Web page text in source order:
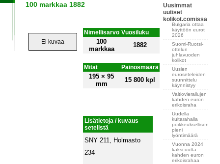
100 markkaa 1882
Ei kuvaa
Nimellisarvo Vuosiluku
100
markkaa
1882
Mitat Painosmäärä
195 × 95
mm
15 800 kpl
Lisätietoja / kuvaus
setelistä
SNY 211, Holmasto
234
Uusimmat
uutiset
kolikot.comissa
Bulgaria ottaa
käyttöön eurot
2026
Suomi-Ruotsi-
ottelun
juhlavuoden
kolikot
Uusien
euroseteleiden
suunnittelu
käynnistyy
Valtiovierailujen
kahden euron
erikoisraha
Uudella
kultarahalla
poikkeuksellisen
pieni
lyöntimäärä
Vuonna 2024
kaksi uutta
kahden euron
erikoisrahaa